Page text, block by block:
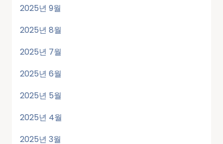
2025년 9월
2025년 8월
2025년 7월
2025년 6월
2025년 5월
2025년 4월
2025년 3월